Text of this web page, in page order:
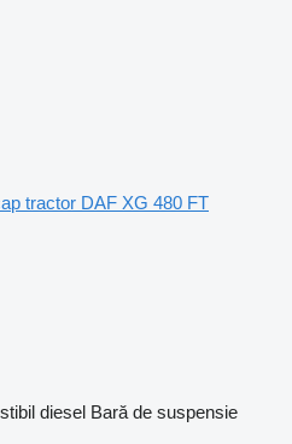
tractor DAF XG 480 FT
diesel Bară de suspensie